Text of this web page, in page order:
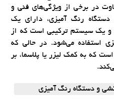
در برخی از ویژگی‌های فنی و
رنگ آمیزی، دارای یک
یک سیستم ترکیبی است که از
استفاده می‌شود. در حالی که
که به کمک لیزر یا پلاسما، بر